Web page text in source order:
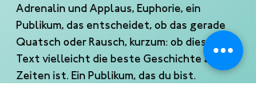
Adrenalin und Applaus, Euphorie, ein
Publikum, das entscheidet, ob das gerade
Quatsch oder Rausch, kurzum: ob dieser
Text vielleicht die beste Geschichte aller
Zeiten ist. Ein Publikum, das du bist.